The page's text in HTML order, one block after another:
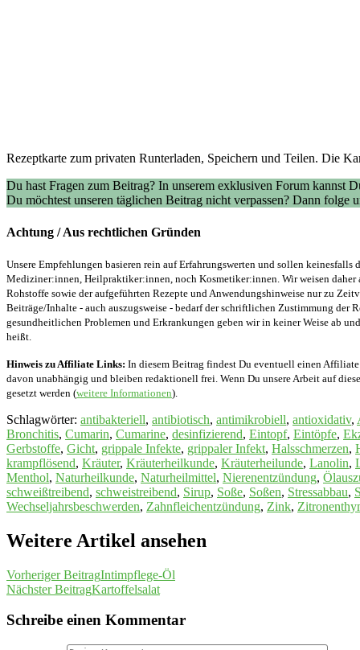
Rezeptkarte zum privaten Runterladen, Speichern und Teilen. Die
Du hast Fragen zum Beitrag? In unserem exklusiven Forum kannst
Du möchtest unseren täglichen Beitrag nicht verpassen? Dann folge
Achtung / Aus rechtlichen Gründen
Unsere Empfehlungen basieren rein auf Erfahrungswerten und sollen
Mediziner:innen, Heilpraktiker:innen, noch Kosmetiker:innen. Wir weisen daher
Rohstoffe sowie der aufgeführten Rezepte und Anwendungshinweise nur zu
Beiträge/Inhalte - auch auszugsweise - bedarf der schriftlichen Zustimmung
gesundheitlichen Problemen und Erkrankungen geben wir in keiner Weise ab
heißt.
Hinweis zu Affiliate Links: In diesem Beitrag findest Du eventuell einen
davon unabhängig und bleiben redaktionell frei. Wenn Du unsere Arbeit auf
gesetzt werden (weitere Informationen).
Schlagwörter: antibakteriell, antibiotisch, antimikrobiell, antioxidativ,
Bronchitis, Cumarin, Cumarine, desinfizierend, Eintopf, Eintöpfe,
Gerbstoffe, Gicht, grippale Infekte, grippaler Infekt, Halsschmerzen,
krampflösend, Kräuter, Kräuterheilkunde, Kräuterheilunde, Lanolin,
Menthol, Naturheilkunde, Naturheilmittel, Nierenentzündung,
schweißtreibend, schweistreibend, Sirup, Soße, Soßen, Stressabbau,
Wechseljahrsbeschwerden, Zahnfleichentzündung, Zink,
Weitere Artikel ansehen
Vorheriger BeitragIntimpflege-Öl
Nächster BeitragKartoffelsalat
Schreibe einen Kommentar